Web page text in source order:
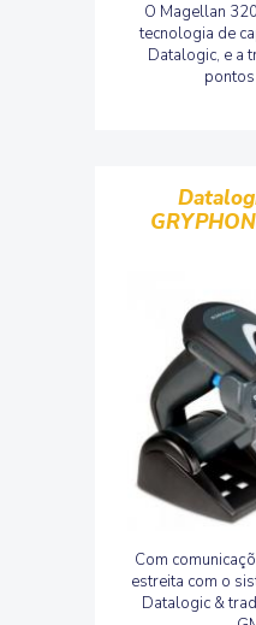
O Magellan
tecnologia de
Datalogic, e a
Com
estreita com o
Datalogic &